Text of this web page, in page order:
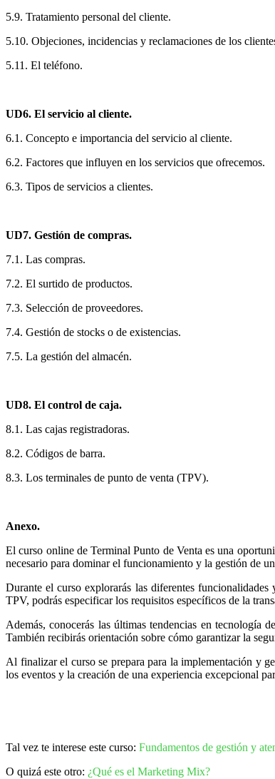
5.9. Tratamiento personal del cliente.
5.10. Objeciones, incidencias y reclamaciones de los
5.11. El teléfono.
UD6. El servicio al cliente.
6.1. Concepto e importancia del servicio al cliente.
6.2. Factores que influyen en los servicios que ofrecemos.
6.3. Tipos de servicios a clientes.
UD7. Gestión de compras.
7.1. Las compras.
7.2. El surtido de productos.
7.3. Selección de proveedores.
7.4. Gestión de stocks o de existencias.
7.5. La gestión del almacén.
UD8. El control de caja.
8.1. Las cajas registradoras.
8.2. Códigos de barra.
8.3. Los terminales de punto de venta (TPV).
Anexo.
El curso online de Terminal Punto de Venta es una
necesario para dominar el funcionamiento y la gestión de
Durante el curso explorarás las diferentes
TPV, podrás especificar los requisitos específicos de la
Además, conocerás las últimas tendencias en tecnología
También recibirás orientación sobre cómo garantizar la
Al finalizar el curso se prepara para la implementación y
los eventos y la creación de una experiencia excepcional
Tal vez te interese este curso: Fundamentos de gestión y
O quizá este otro: ¿Qué es el Marketing Mix?